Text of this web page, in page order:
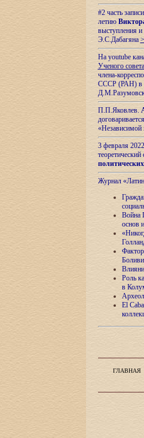
#2 часть
летию
выступления
Э.С.Дабагяна
На youtube
Ученого
члена-
СССР (РАН) в
П.П.Яковлев.
«Независимой
3 февраля
теоретический
Журнал
Война
основ
Роль
в
El
ГЛАВНАЯ